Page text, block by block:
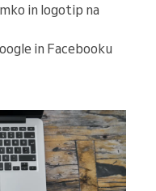
in logotip na
in Facebooku